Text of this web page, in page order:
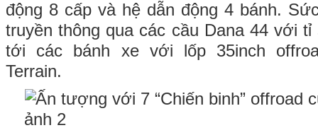
động 8 cấp và hệ dẫn động 4 bánh.
truyền thông qua các cầu Dana 44 với
tới các bánh xe với lốp 35inch
Terrain.